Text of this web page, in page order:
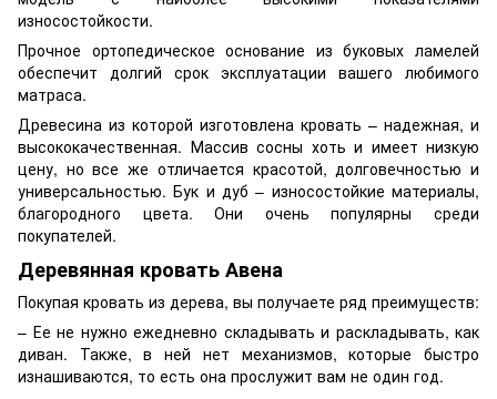
износостойкости.
Прочное ортопедическое основание из буковых ламелей
обеспечит долгий срок эксплуатации вашего любимого
матраса.
Древесина из которой изготовлена кровать – надежная, и
высококачественная. Массив сосны хоть и имеет низкую
цену, но все же отличается красотой, долговечностью и
универсальностью. Бук и дуб – износостойкие материалы,
благородного цвета. Они очень популярны среди
покупателей.
Деревянная кровать Авена
Покупая кровать из дерева, вы получаете ряд преимуществ:
– Ее не нужно ежедневно складывать и раскладывать, как
диван. Также, в ней нет механизмов, которые быстро
изнашиваются, то есть она прослужит вам не один год.